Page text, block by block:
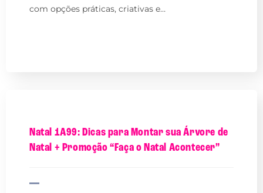
com opções práticas, criativas e…
Natal 1A99: Dicas para Montar sua Árvore de
Natal + Promoção “Faça o Natal Acontecer”